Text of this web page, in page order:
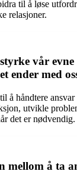
til å løse
relasjoner.
vår evne
ender med
å håndtere
utvikle
det er nødvendig.
mellom å ta